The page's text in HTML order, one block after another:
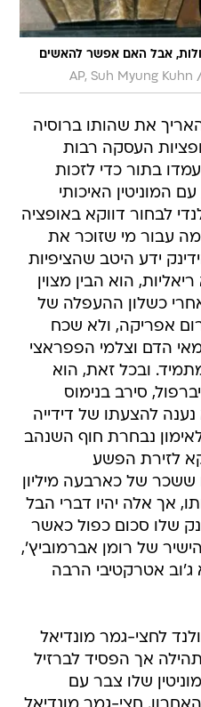
אבל האם אפשר להאשים
/
AP, Suh Myung Kuhn
את שהותו ברוסיה
אופציות העסקה רבות
עמדו בתור כדי לזכות
המוניטין האיכותי
לבחור דווקא באופציה
עבור מי שזוכר את
ידע היטב שהציפיות
הוא הבין מצוין
כשלון ההעפלה של
אפריקה, ולא שכח
הדם וצלמי הפפראצי
ובכל זאת, הוא
סירב בנימוס
נענה להצעתו של דידייה
נבחרת חוף השנהב
לזירת הפשע
ששכר של כארבעה מיליון
אך אלה יהיו דברי הבל 
שלו סכום כפול כאשר
של רומן אברמוביץ',
ג'וב אטרקטיבי הרבה
לחצי-גמר מונדיאל
אך הפסיד לברזיל
שלו צבר עם